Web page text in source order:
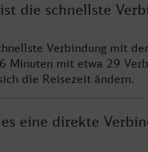
die schnellste
Verbindung mit
Minuten mit etwa 29
die Reisezeit ändern.
eine direkte